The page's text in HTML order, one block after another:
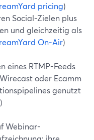
pricing)
Social-Zielen plus
und gleichzeitig als
On‑Air)
eines RTMP-Feeds
oder Ecamm
genutzt
)
Webinar-